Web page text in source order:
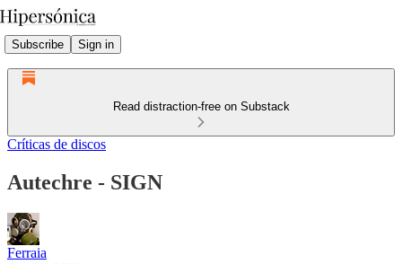
Subscribe Sign in
Read distraction-free on Substack
Críticas de discos
Autechre - SIGN
Ferraia